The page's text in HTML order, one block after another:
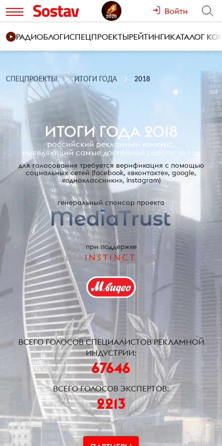
Войти
РАДИОБЛОГИСПЕЦПРОЕКТЫРЕЙТИНГИКАТАЛОГ
СПЕЦПРОЕКТЫ ИТОГИ ГОДА 2018
генеральный спонсор проекта
при поддержке
ВСЕГО ГОЛОСОВ СПЕЦИАЛИСТОВ РЕКЛАМНОЙ
ИНДУСТРИИ:
67646
ВСЕГО ГОЛОСОВ ЭКСПЕРТОВ:
2213
ИТОГИ ГОДА 2018
российский рекламный конкурс,
выявляющий самые достойные работы за год
для голосования требуется верификация с помощью
социальных сетей (facebook, «вконтакте», google,
«одноклассники», instagram)